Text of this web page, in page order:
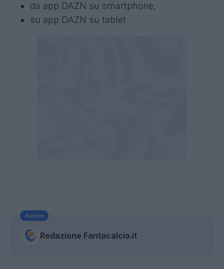
da app DAZN su smartphone,
su app DAZN su tablet
Autore
Redazione Fantacalcio.it